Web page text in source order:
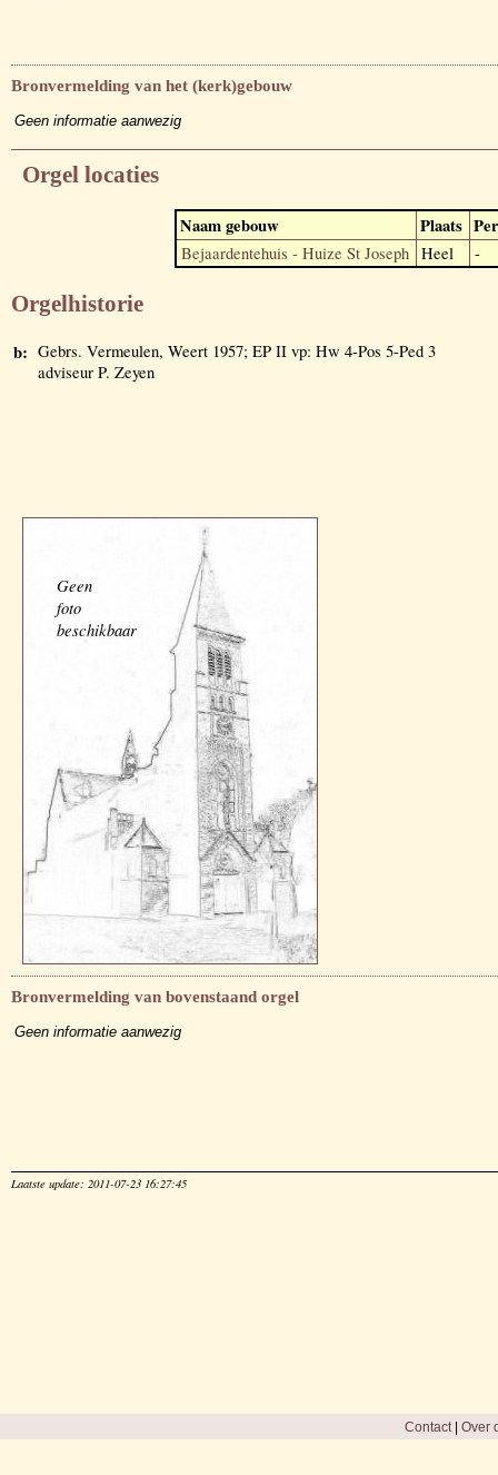
Bronvermelding van het (kerk)gebouw
Geen informatie aanwezig
Orgel locaties
Naam gebouw Plaats
Bejaardentehuis - Huize St Joseph Heel -
Orgelhistorie
b: Gebrs. Vermeulen, Weert 1957; EP II vp: Hw 4-Pos 5-Ped 3
adviseur P. Zeyen
Geen
foto
beschikbaar
Bronvermelding van bovenstaand orgel
Geen informatie aanwezig
Laatste update: 2011-07-23 16:27:45
Contact| Over